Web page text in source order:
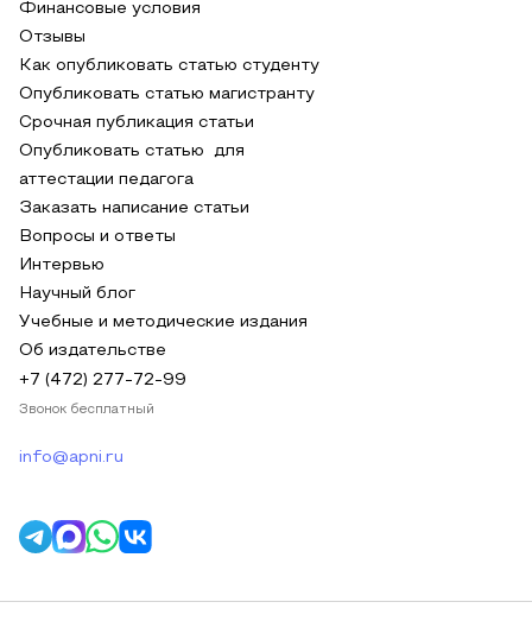
Финансовые условия
Отзывы
Как опубликовать статью студенту
Опубликовать статью магистранту
Срочная публикация статьи
Опубликовать статью для
аттестации педагога
Заказать написание статьи
Вопросы и ответы
Интервью
Научный блог
Учебные и методические издания
Об издательстве
+7 (472) 277-72-99
Звонок бесплатный
info@apni.ru